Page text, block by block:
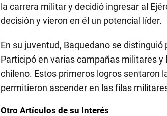
la carrera militar y decidió ingresar al
decisión y vieron en él un potencial líder.
En su juventud, Baquedano se
Participó en varias campañas militares
chileno. Estos primeros logros sentaron
permitieron ascender en las filas
Otro Artículos de su Interés